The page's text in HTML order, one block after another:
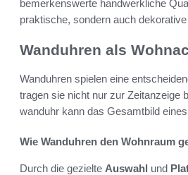
bemerkenswerte handwerkliche
praktische, sondern auch
Wanduhren als
Wanduhren spielen eine
tragen sie nicht nur zur Zeitanzeige
wanduhr kann das Gesamtbild
Wie Wanduhren den Wohnraum
Durch die gezielte Auswahl und